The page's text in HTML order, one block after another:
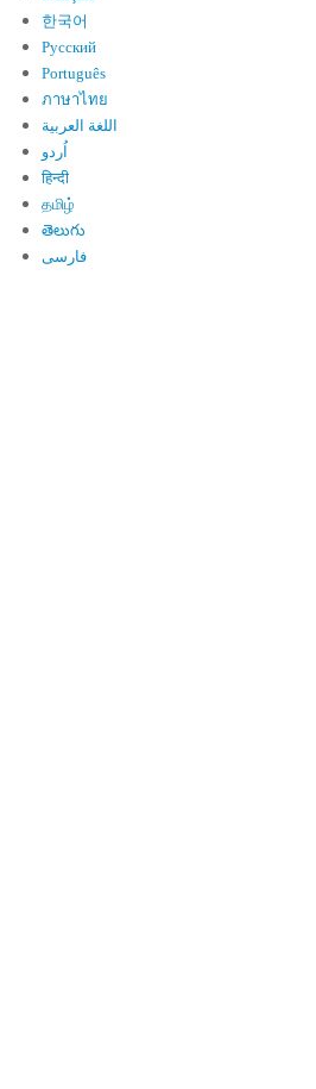
한국어
Русский
Português
ภาษาไทย
اللغة العربية
اُردو
हिन्दी
தமிழ்
తెలుగు
فارسی